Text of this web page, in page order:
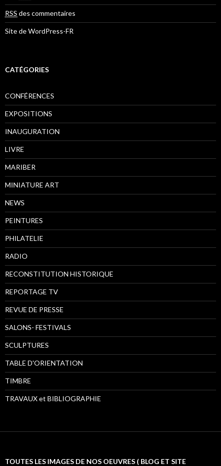
RSS des commentaires
Site de WordPress-FR
CATÉGORIES
CONFÉRENCES
EXPOSITIONS
INAUGURATION
LIVRE
MARIBER
MINIATURE ART
NEWS
PEINTURES
PHILATELIE
RADIO
RECONSTITUTION HISTORIQUE
REPORTAGE TV
REVUE DE PRESSE
SALONS- FESTIVALS
SCULPTURES
TABLE D'ORIENTATION
TIMBRE
TRAVAUX et BIBLIOGRAPHIE
TOUTES LES IMAGES DE NOS OEUVRES ( BLOG ET SITE